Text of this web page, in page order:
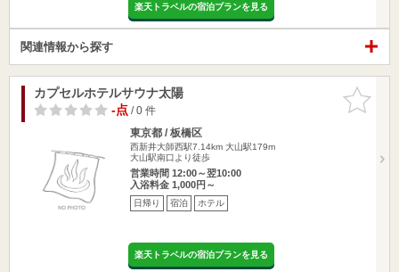
楽天トラベルの宿泊プランを見る
関連情報から探す
お気に入
りに追加
カプセルホテルサウナ太陽
-点/ 0 件
東京都 / 板橋区
西新井大師西駅7.14km 大山駅179m
大山駅南口より徒歩
営業時間 12:00～翌10:00
入浴料金 1,000円～
日帰り 宿泊 ホテル
楽天トラベルの宿泊プランを見る